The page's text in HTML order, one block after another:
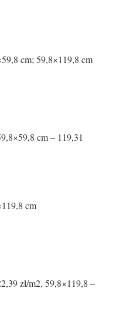
cm; 59,8×119,8 cm
cm – 119,31
cm
zł/m2, 59,8×119,8 –